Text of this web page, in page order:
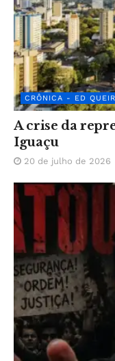
CRÔNICA - ED
A crise da
Iguaçu
20 de julho de 2026